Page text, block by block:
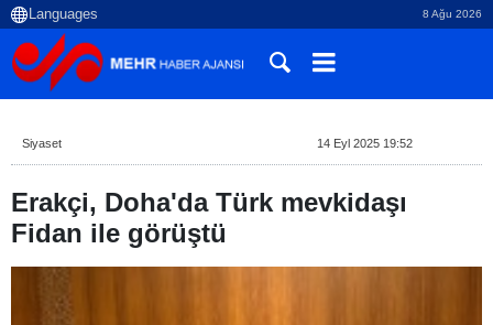
8 Ağu 2026
Siyaset 14 Eyl 2025 19:52
Erakçi, Doha'da Türk mevkidaşı
Fidan ile görüştü